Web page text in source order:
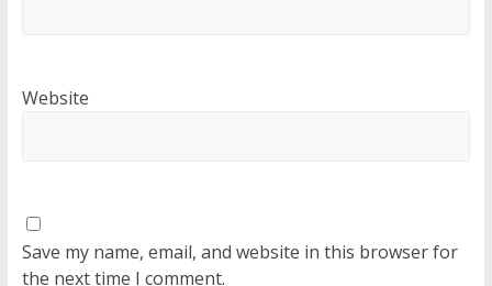
Website
Save my name, email, and website in this browser for
the next time I comment.